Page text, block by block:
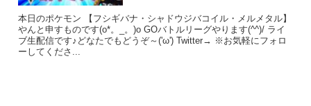
本日のポケモン 【フシギバナ・シャドウジバコイル・メルメタル】
やんと申すものです(o*。_。)o GOバトルリーグやります(^^)/ ライ
ブ生配信です♪どなたでもどうぞ～('ω') Twitter→ ※お気軽にフォロ
ーしてくださ...